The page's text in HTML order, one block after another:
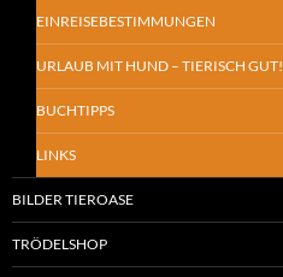
EINREISEBESTIMMUNGEN
URLAUB MIT HUND – TIERISCH GUT!
BUCHTIPPS
LINKS
BILDER TIEROASE
TRÖDELSHOP